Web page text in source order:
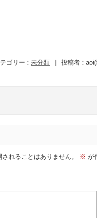
ゴリー : 未分類 投稿者 :
れることはありません。 ※ が